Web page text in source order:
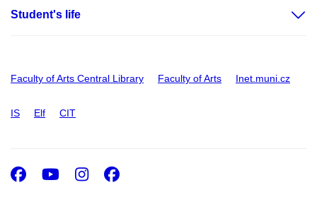
Student's life
Faculty of Arts Central Library Faculty of Arts Inet.muni.cz
IS Elf CIT
Facebook
Youtube
Instagram
Facebook